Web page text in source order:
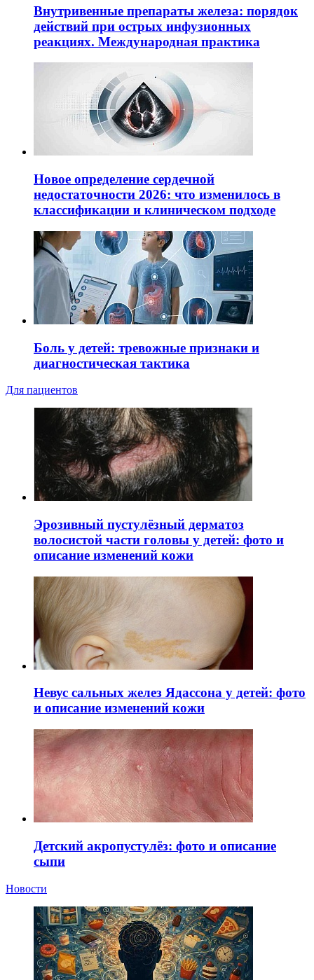
Внутривенные препараты железа: порядок
действий при острых инфузионных
реакциях. Международная практика
Новое определение сердечной
недостаточности 2026: что изменилось в
классификации и клиническом подходе
Боль у детей: тревожные признаки и
диагностическая тактика
Для пациентов
Эрозивный пустулёзный дерматоз
волосистой части головы у детей: фото и
описание изменений кожи
Невус сальных желез Ядассона у детей: фото
и описание изменений кожи
Детский акропустулёз: фото и описание
сыпи
Новости